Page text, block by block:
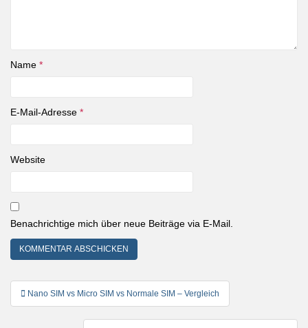
Name *
E-Mail-Adresse *
Website
Benachrichtige mich über neue Beiträge via E-Mail.
Beitragsnavigation
Nano SIM vs Micro SIM vs Normale SIM – Vergleich